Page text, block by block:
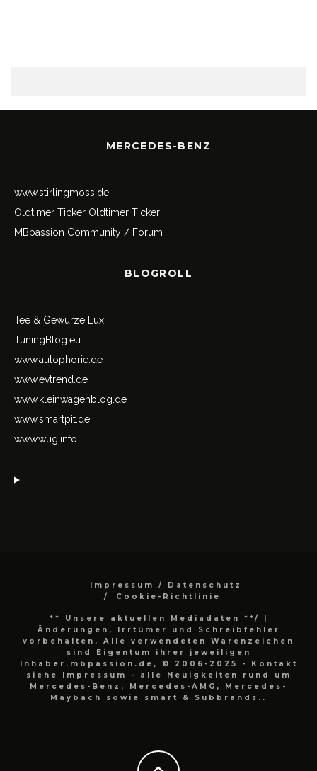
MERCEDES-BENZ
www.stirlingmoss.de
Oldtimer Ticker Oldtimer Ticker
MBpassion Community / Forum
BLOGROLL
Tee & Gewürze Lux
TuningBlog.eu
www.autophorie.de
www.evtrend.de
www.kleinwagenblog.de
www.smartpit.de
www.wug.info
Impressum / Datenschutz
Cookie-Richtlinie
** Unsere aktuellen Mediadaten **/
|
Änderungen, Irrtümer und Schreibfehler
vorbehalten. Alle verwendeten Warenzeichen
sind Eigentum ihrer jeweiligen
Inhaber.mbpassion.de, © 2006-2025 - Kontakt
siehe Impressum - alle Neuigkeiten rund um
Mercedes-Benz, Mercedes-AMG, Mercedes-
Maybach sowie smart & Subbrands..